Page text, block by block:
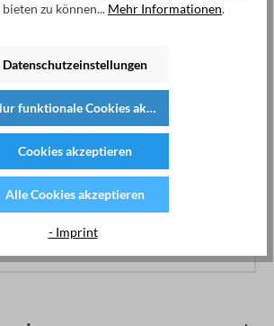
data a nastavení.
a informace k expedici
novinek
zu können... Mehr Informationen.
Datenschutzeinstellungen
funktionale Cookies akzeptieren
Cookies akzeptieren
Alle Cookies akzeptieren
- Imprint